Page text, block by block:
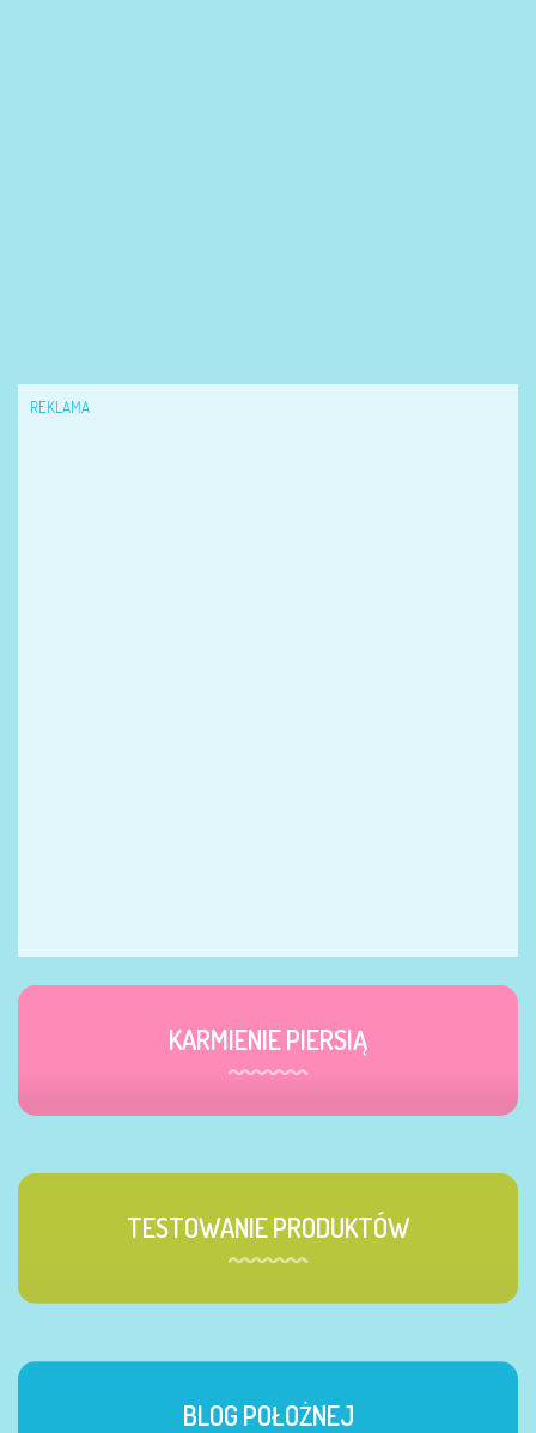
REKLAMA
KARMIENIE PIERSIĄ
TESTOWANIE PRODUKTÓW
BLOG POŁOŻNEJ